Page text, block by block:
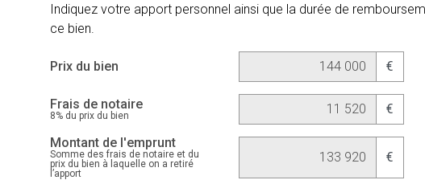
Indiquez votre apport personnel ainsi que la durée de
ce bien.
Prix du bien €
Frais de notaire
8% du prix du bien €
Montant de l'emprunt
Somme des frais de notaire et du
prix du bien à laquelle on a retiré
l’apport
€